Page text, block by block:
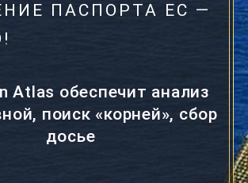
ПАСПОРТА ЕС —
Atlas обеспечит анализ
поиск «корней», сбор
досье